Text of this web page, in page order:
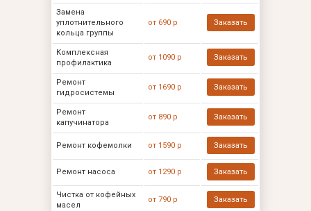
Замена
уплотнительного
кольца группы
от 690 р Заказать
Комплексная
профилактика
от 1090 р Заказать
Ремонт
гидросистемы
от 1690 р Заказать
Ремонт
капучинатора
от 890 р Заказать
Ремонт кофемолки от 1590 р Заказать
Ремонт насоса от 1290 р Заказать
Чистка от кофейных
масел
от 790 р Заказать